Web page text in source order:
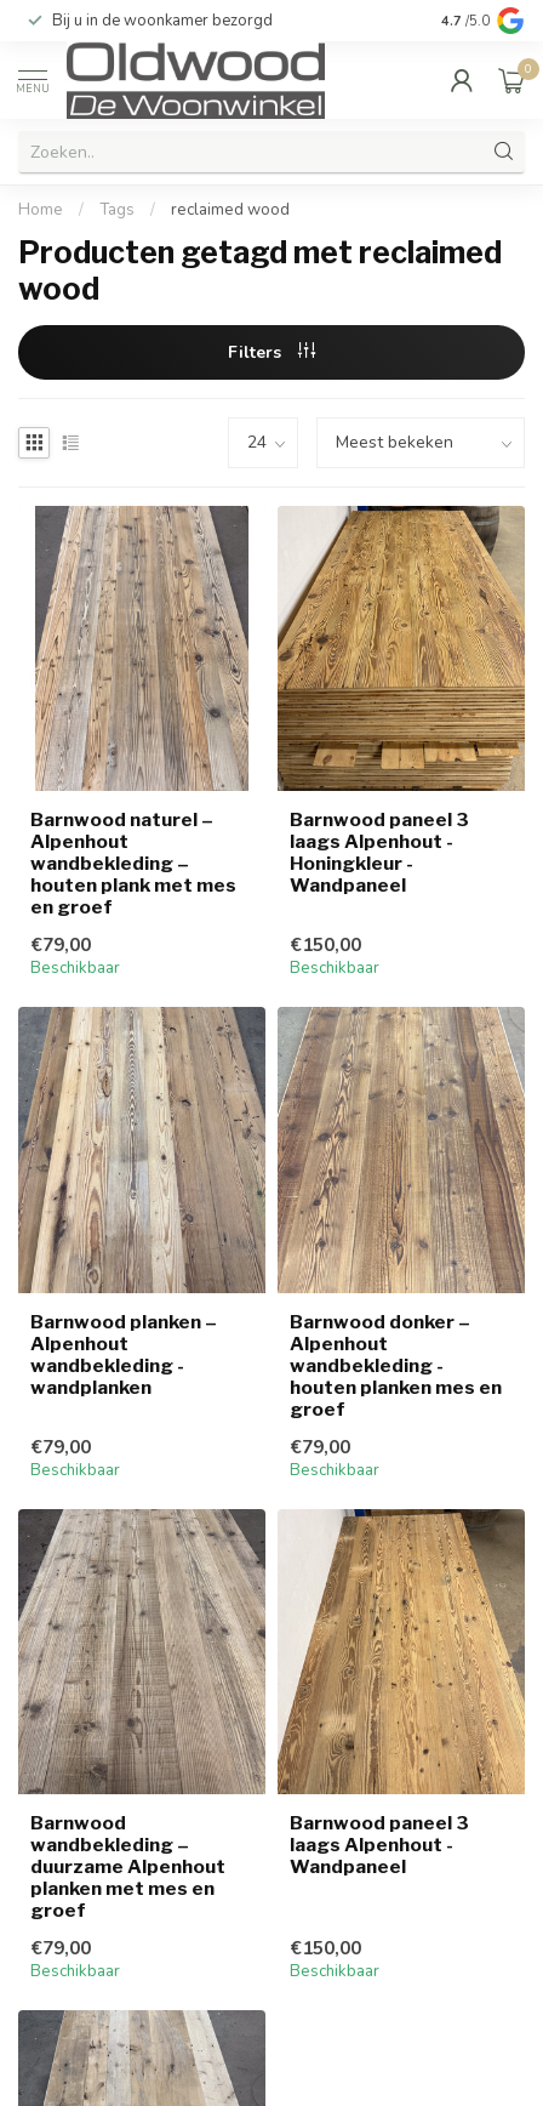
Bij u in de woonkamer bezorgd Kwaliteit &
4.7 /5.0
MENU
0
Home / Tags / reclaimed wood
Producten getagd met reclaimed
wood
Filters
Barnwood naturel –
Alpenhout
wandbekleding –
houten plank met mes
en groef
€79,00
Beschikbaar
Barnwood paneel 3
laags Alpenhout -
Honingkleur -
Wandpaneel
€150,00
Beschikbaar
Barnwood planken –
Alpenhout
wandbekleding -
wandplanken
€79,00
Beschikbaar
Barnwood donker –
Alpenhout
wandbekleding -
houten planken mes en
groef
€79,00
Beschikbaar
Barnwood
wandbekleding –
duurzame Alpenhout
planken met mes en
groef
€79,00
Beschikbaar
Barnwood paneel 3
laags Alpenhout -
Wandpaneel
€150,00
Beschikbaar